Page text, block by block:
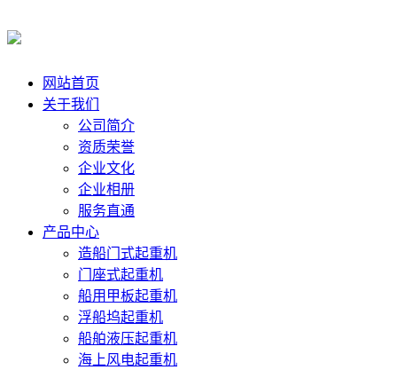
网站首页
关于我们
公司简介
资质荣誉
企业文化
企业相册
服务直通
产品中心
造船门式起重机
门座式起重机
船用甲板起重机
浮船坞起重机
船舶液压起重机
海上风电起重机